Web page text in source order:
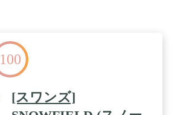
100
[スワンズ]